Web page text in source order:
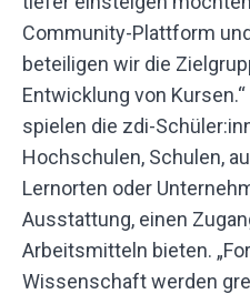
Community-Plattform
beteiligen wir die
Entwicklung von
spielen die zdi-
Hochschulen, Schulen,
Lernorten oder
Ausstattung, einen
Arbeitsmitteln bieten.
Wissenschaft werden